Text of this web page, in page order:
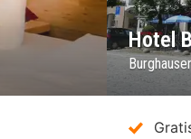
Hotel